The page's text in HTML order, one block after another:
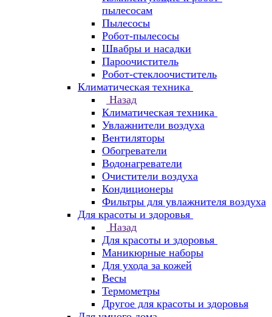
пылесосам
Пылесосы
Робот-пылесосы
Швабры и насадки
Пароочиститель
Робот-стеклоочиститель
Климатическая техника
Назад
Климатическая техника
Увлажнители воздуха
Вентиляторы
Обогреватели
Водонагреватели
Очистители воздуха
Кондиционеры
Фильтры для увлажнителя воздуха
Для красоты и здоровья
Назад
Для красоты и здоровья
Маникюрные наборы
Для ухода за кожей
Весы
Термометры
Другое для красоты и здоровья